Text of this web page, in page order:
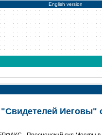
English version
Иеговы"